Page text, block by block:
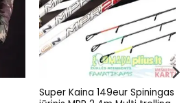
Super Kaina 149eur Spiningas